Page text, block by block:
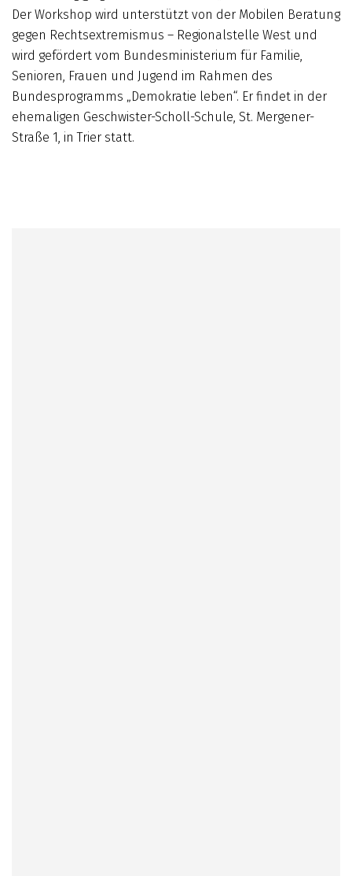
Der Workshop wird unterstützt von der Mobilen Beratung
gegen Rechtsextremismus – Regionalstelle West und
wird gefördert vom Bundesministerium für Familie,
Senioren, Frauen und Jugend im Rahmen des
Bundesprogramms „Demokratie leben“. Er findet in der
ehemaligen Geschwister-Scholl-Schule, St. Mergener-
Straße 1, in Trier statt.